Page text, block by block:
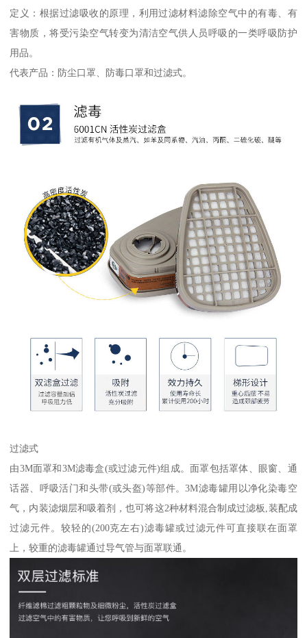
定义：根据过滤吸收的原理，利用过滤材料滤除空气中的有毒、有
害物质，将受污染空气转变为清洁空气供人员呼吸的一类呼吸防护
用品。
代表产品：防尘口罩、防毒口罩和过滤式。
过滤式
由3M面罩和3M滤毒盒(或过滤元件)组成。面罩包括罩体、眼窗、通
话器、呼吸活门和头带(或头盔)等部件。3M滤毒罐用以净化染毒空
气，内装滤烟层和吸着剂，也可将这2种材料混合制成过滤板,装配成
过滤元件。较轻的(200克左右)滤毒罐或过滤元件可直接联在面罩
上，较重的滤毒罐通过导气管与面罩联通。